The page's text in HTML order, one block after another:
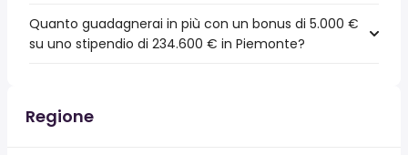
Quanto guadagnerai in più con un bonus di 5.000 €
su uno stipendio di 234.600 € in Piemonte?
Regione